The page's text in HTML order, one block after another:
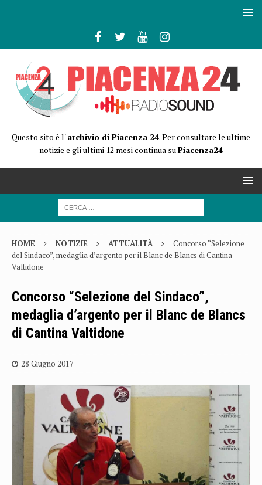
Questo sito è l'archivio di Piacenza 24. Per consultare le ultime
notizie e gli ultimi 12 mesi continua suPiacenza24
HOME NOTIZIE ATTUALITÀ
Concorso “Selezione
del Sindaco”, medaglia d’argento per il Blanc de Blancs di Cantina
Valtidone
Concorso “Selezione del Sindaco”,
medaglia d’argento per il Blanc de Blancs
di Cantina Valtidone
28 Giugno 2017